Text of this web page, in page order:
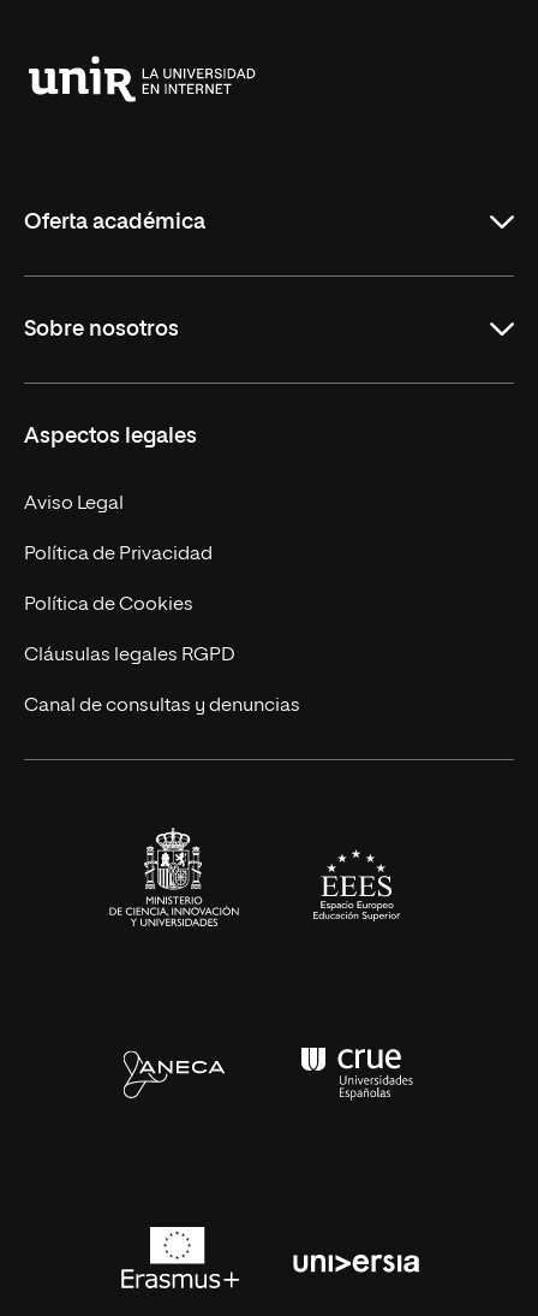
Oferta académica
Másteres Oficiales
Másteres Propios
Doctorados
Experto Universitario
Postgrados
Cursos Universitarios
Sobre nosotros
Facultades
Nuestro Equipo
Trabaja en UNIR
Actualidad
UNIR Revista
Eventos
Aspectos legales
Aviso Legal
Política de Privacidad
Política de Cookies
Cláusulas legales RGPD
Canal de consultas y denuncias